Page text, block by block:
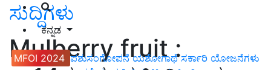
ಕನ್ನಡ
MFOI 2024 ಪಶುಸಂಗೋಪನೆ ಯಶೋಗಾಥೆ ಸರ್ಕಾರಿ ಯೋಜನೆಗಳು
ಸುದ್ದಿಗಳು
Mulberry fruit :